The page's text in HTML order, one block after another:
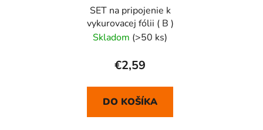
SET na pripojenie k
vykurovacej fólii ( B )
Skladom (>50 ks)
€2,59
DO KOŠÍKA